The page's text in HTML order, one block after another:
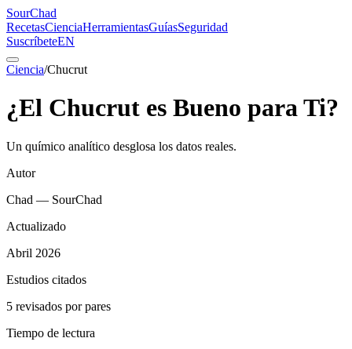
SourChad
RecetasCienciaHerramientasGuíasSeguridad
SuscríbeteEN
Ciencia/Chucrut
¿El Chucrut es Bueno para Ti?
Un químico analítico desglosa los datos reales.
Autor
Chad — SourChad
Actualizado
Abril 2026
Estudios citados
5 revisados por pares
Tiempo de lectura